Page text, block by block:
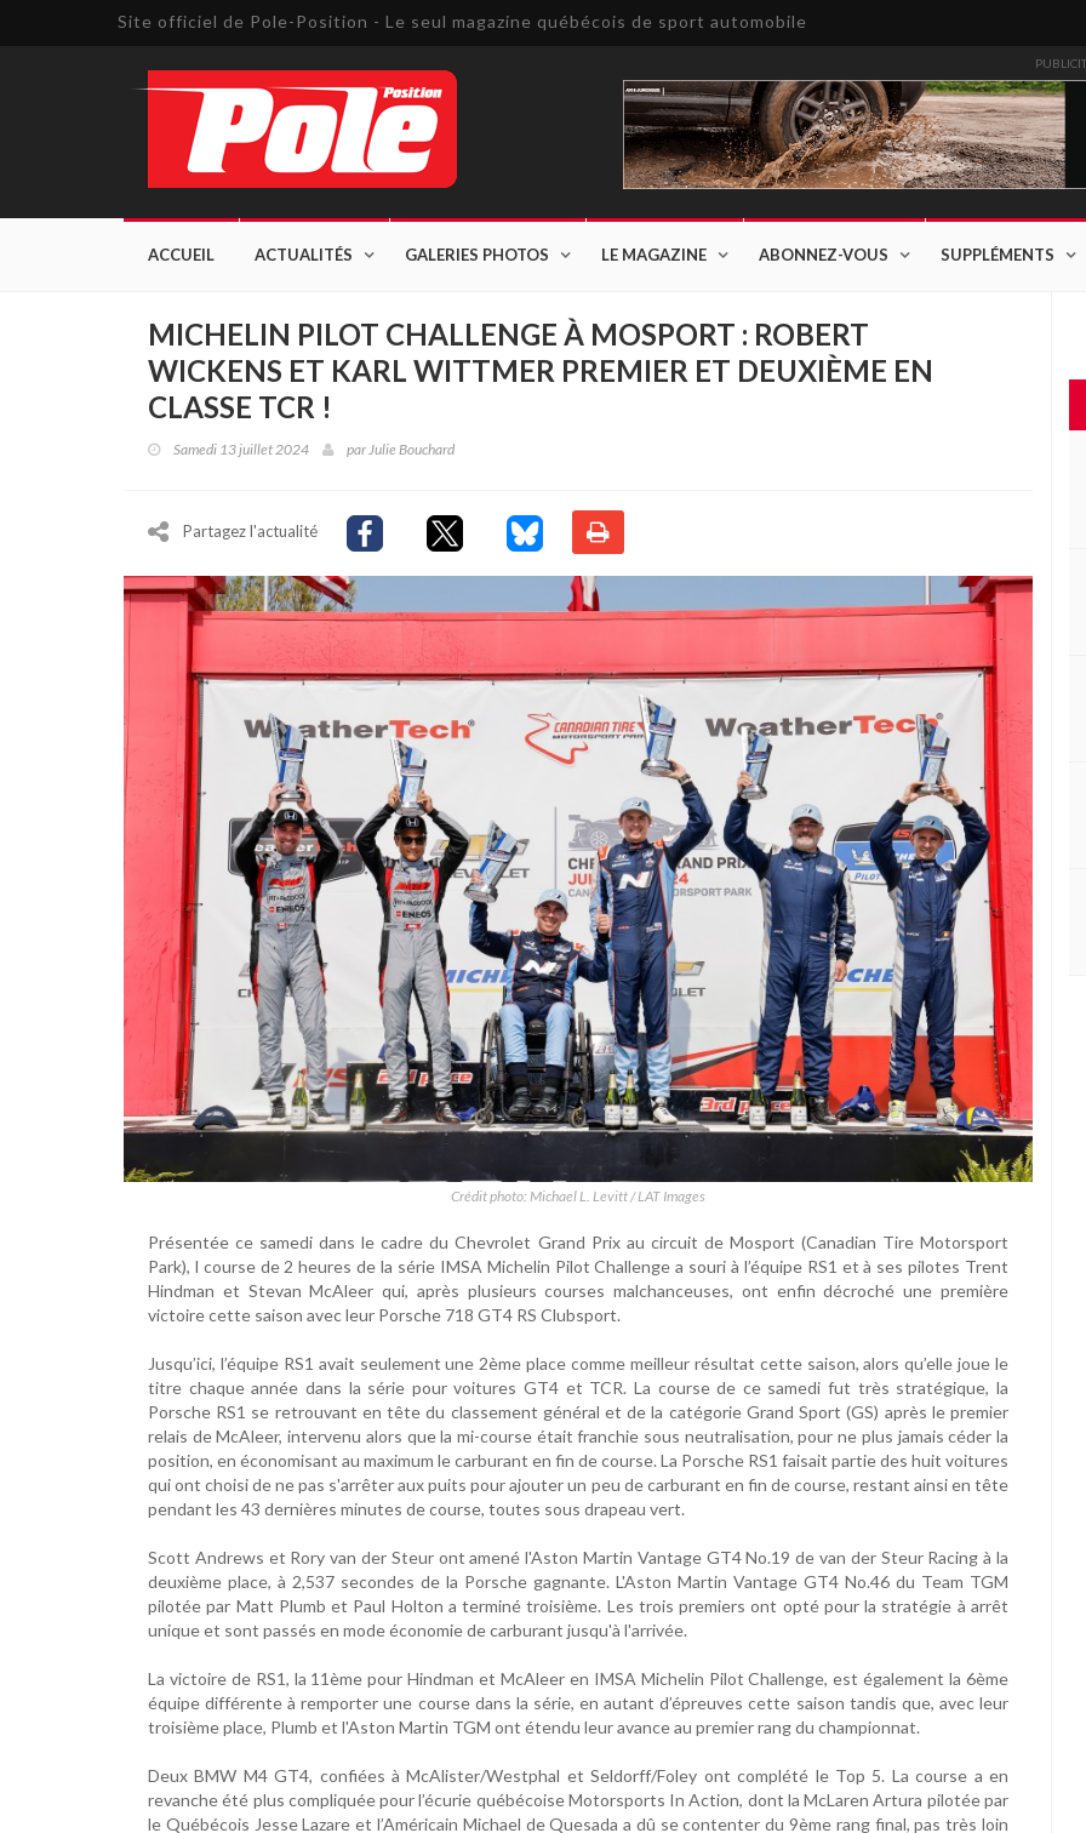
Site officiel de Pole-Position - Le seul magazine québécois de sport automobile
ACCUEIL ACTUALITÉS GALERIES PHOTOS LE MAGAZINE ABONNEZ-VOUS SUPPLÉMENTS
MICHELIN PILOT CHALLENGE À MOSPORT : ROBERT
WICKENS ET KARL WITTMER PREMIER ET DEUXIÈME EN
CLASSE TCR !
Samedi 13 juillet 2024 parJulie Bouchard
Partagez l'actualité
Crédit photo: Michael L. Levitt / LAT Images
Présentée ce samedi dans le cadre du Chevrolet Grand Prix au circuit de Mosport (Canadian Tire Motorsport
Park), l course de 2 heures de la série IMSA Michelin Pilot Challenge a souri à l’équipe RS1 et à ses pilotes Trent
Hindman et Stevan McAleer qui, après plusieurs courses malchanceuses, ont enfin décroché une première
victoire cette saison avec leur Porsche 718 GT4 RS Clubsport.
Jusqu’ici, l’équipe RS1 avait seulement une 2ème place comme meilleur résultat cette saison, alors qu’elle joue le
titre chaque année dans la série pour voitures GT4 et TCR. La course de ce samedi fut très stratégique, la
Porsche RS1 se retrouvant en tête du classement général et de la catégorie Grand Sport (GS) après le premier
relais de McAleer, intervenu alors que la mi-course était franchie sous neutralisation, pour ne plus jamais céder la
position, en économisant au maximum le carburant en fin de course. La Porsche RS1 faisait partie des huit voitures
qui ont choisi de ne pas s'arrêter aux puits pour ajouter un peu de carburant en fin de course, restant ainsi en tête
pendant les 43 dernières minutes de course, toutes sous drapeau vert.
Scott Andrews et Rory van der Steur ont amené l'Aston Martin Vantage GT4 No.19 de van der Steur Racing à la
deuxième place, à 2,537 secondes de la Porsche gagnante. L'Aston Martin Vantage GT4 No.46 du Team TGM
pilotée par Matt Plumb et Paul Holton a terminé troisième. Les trois premiers ont opté pour la stratégie à arrêt
unique et sont passés en mode économie de carburant jusqu'à l'arrivée.
La victoire de RS1, la 11ème pour Hindman et McAleer en IMSA Michelin Pilot Challenge, est également la 6ème
équipe différente à remporter une course dans la série, en autant d’épreuves cette saison tandis que, avec leur
troisième place, Plumb et l'Aston Martin TGM ont étendu leur avance au premier rang du championnat.
Deux BMW M4 GT4, confiées à McAlister/Westphal et Seldorff/Foley ont complété le Top 5. La course a en
revanche été plus compliquée pour l’écurie québécoise Motorsports In Action, dont la McLaren Artura pilotée par
le Québécois Jesse Lazare et l’Américain Michael de Quesada a dû se contenter du 9ème rang final, pas très loin